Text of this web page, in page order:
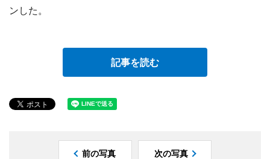
ンした。
記事を読む
前の写真 次の写真